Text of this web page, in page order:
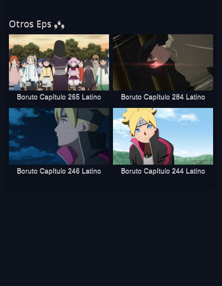
Otros Eps ❟❛❟
Boruto Capítulo 265 Latino Boruto Capítulo 284 Latino
Boruto Capítulo 246 Latino Boruto Capítulo 244 Latino